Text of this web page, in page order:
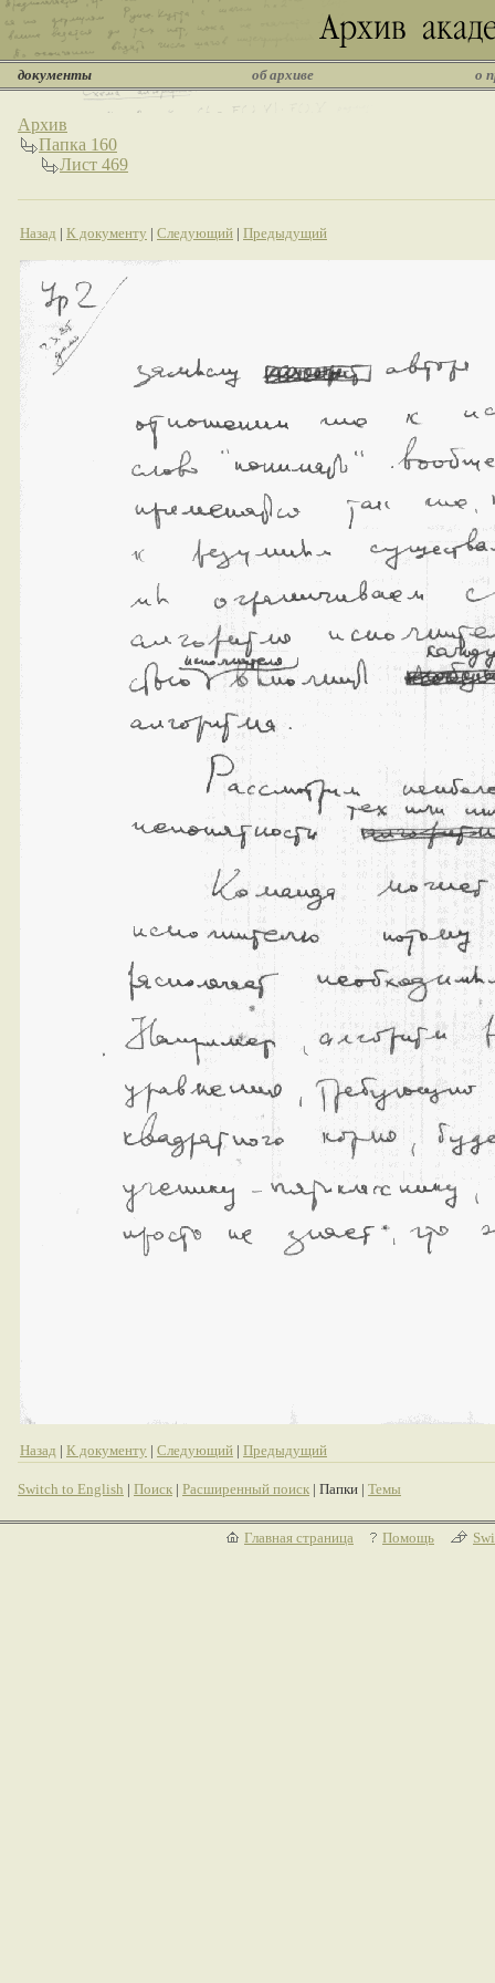
документы об архиве о
Архив
Папка 160
Лист 469
Назад | К документу | Следующий | Предыдущий
Назад | К документу | Следующий | Предыдущий
Switch to English | Поиск | Расширенный поиск | Папки | Темы
Главная страница Помощь